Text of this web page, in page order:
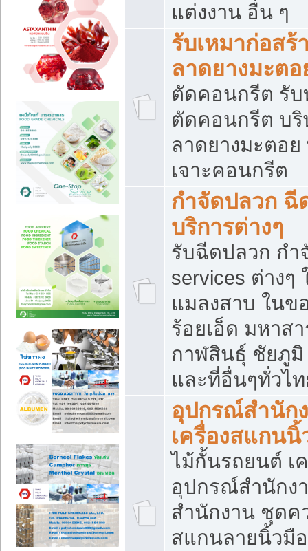
แต่งงาน อื่น ๆ
รับเหมาก่อส
ลาดยางมะต
ตัดคอนกรีต รับ
ตัดคอนกรีต บริ
ลาดยางมะตอ
เจาะคอนกรีต
กำจัดปลวก ฉี
บริการต่างๆ
รับฉีดปลวก กำ
services ต่าง
แมลงสาบ ใน
ร้อยเอ็ด มหาส
กาฬสินธุ์ ชัยภู
และที่อื่นๆทั่วไ
อุปกรณ์สำนัก
เครื่องสแกนนิ้
ไม้กั้นรถยนต์ เ
อุปกรณ์สำนักง
สำนักงาน ชุดค
สแกนลายนิ้วมื